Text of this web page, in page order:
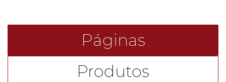
Páginas
Produtos